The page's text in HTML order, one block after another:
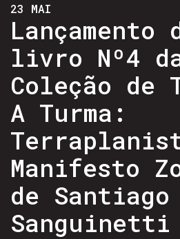
23 MAI
Lançamento
livro Nº4
Coleção de
A Turma:
Manifesto
de Santiago
Sanguinetti